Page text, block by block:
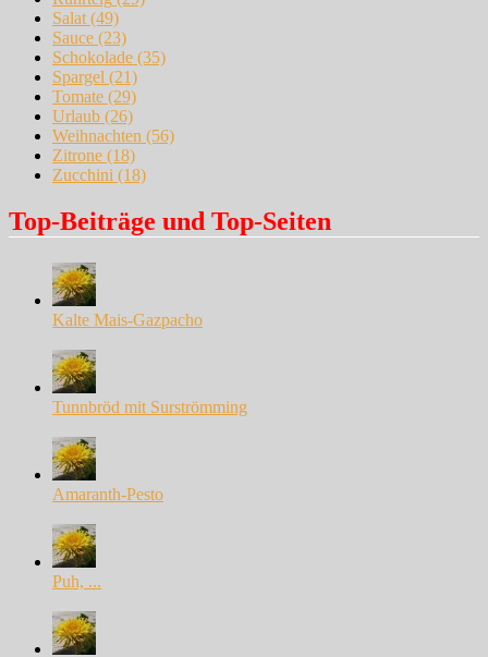
Salat (49)
Sauce (23)
Schokolade (35)
Spargel (21)
Tomate (29)
Urlaub (26)
Weihnachten (56)
Zitrone (18)
Zucchini (18)
Top-Beiträge und Top-Seiten
Kalte Mais-Gazpacho
Tunnbröd mit Surströmming
Amaranth-Pesto
Puh, ...